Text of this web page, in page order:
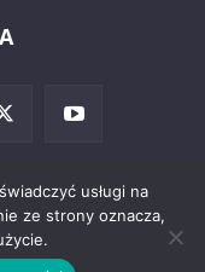
usługi na
ze strony oznacza,